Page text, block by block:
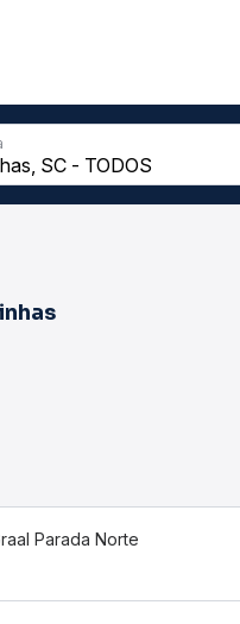
Parada Norte